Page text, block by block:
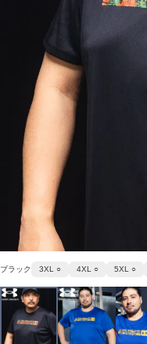
ブラック 3XL ○ 4XL ○ 5XL ○